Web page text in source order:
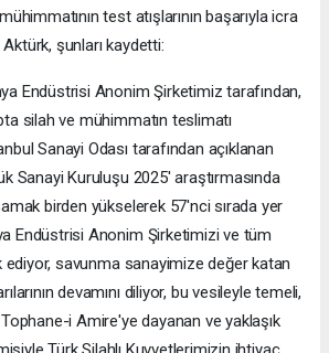
test atışlarının başarıyla icra
şunları kaydetti:
Endüstrisi Anonim Şirketimiz tarafından,
silah ve mühimmatın teslimatı
Sanayi Odası tarafından açıklanan
Sanayi Kuruluşu 2025' araştırmasında
birden yükselerek 57'nci sırada yer
Endüstrisi Anonim Şirketimizi ve tüm
ediyor, savunma sanayimize değer katan
devamını diliyor, bu vesileyle temeli,
Tophane-i Amire'ye dayanan ve yaklaşık